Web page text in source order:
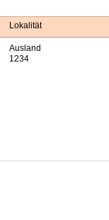
Lokalität
Ausland
1234